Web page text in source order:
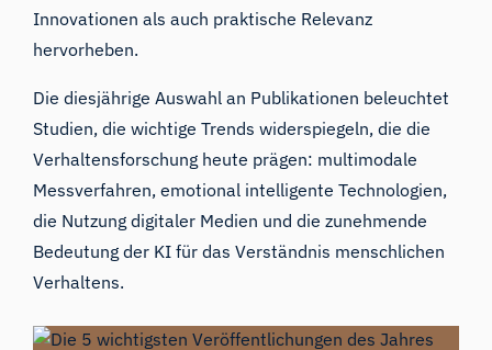
Innovationen als auch praktische Relevanz
hervorheben.
Die diesjährige Auswahl an Publikationen beleuchtet
Studien, die wichtige Trends widerspiegeln, die die
Verhaltensforschung heute prägen: multimodale
Messverfahren, emotional intelligente Technologien,
die Nutzung digitaler Medien und die zunehmende
Bedeutung der KI für das Verständnis menschlichen
Verhaltens.